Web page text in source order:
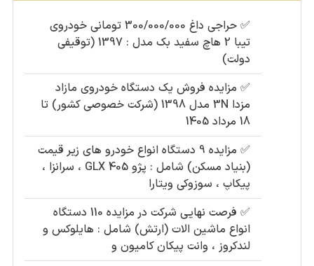
✅
حراجی داغ 300/000/000 تومانی خودروی
تیبا 2 هاچ سفید بک مدل : 1397 (توقیفی
دولت)
✅ مزایده فروش یک دستگاه خودروی مازاد
مزدا 3N مدل 1398 (شرکت خصوصی کشور) تا
18 مرداد 1405
✅
مزایده 9 دستگاه انواع خودرو های زیر قیمت
(بنیاد مسکن) شامل : پژو 405 GLX ، سرانزا ،
پیکاپ ، سوزوکی ویتارا
✅
فرصت نهایی شرکت در مزایده 110 دستگاه
انواع ماشین الات (ارتش) شامل : هایلوکس و
لندکروز ، وانت پیکان کامیون و